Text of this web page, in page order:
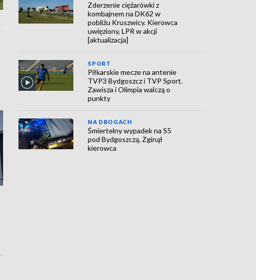
Zderzenie ciężarówki z
kombajnem na DK62 w
pobliżu Kruszwicy. Kierowca
uwięziony, LPR w akcji
[aktualizacja]
SPORT
Piłkarskie mecze na antenie
TVP3 Bydgoszcz i TVP Sport.
Zawisza i Olimpia walczą o
punkty
NA DROGACH
Śmiertelny wypadek na S5
pod Bydgoszczą. Zginął
kierowca